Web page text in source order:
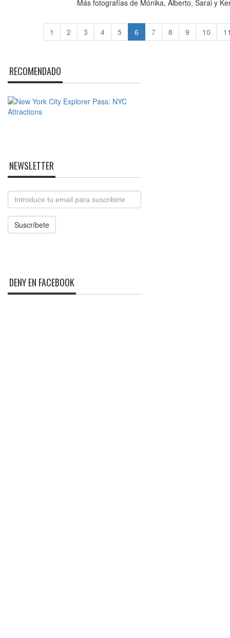
Más fotografías de Mónika, Alberto, Sarai y
1 2 3 4 5 6 7 8 9 10
RECOMENDADO
NEWSLETTER
Email
Suscríbete
DENY EN FACEBOOK